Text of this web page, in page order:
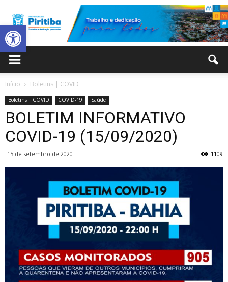
Abrir a barra de ferramentas
Municipal
Piritiba
Início Boletins | COVID
Boletins | COVID COVID-19 Saúde
BOLETIM INFORMATIVO
COVID-19 (15/09/2020)
15 de setembro de 2020 1109